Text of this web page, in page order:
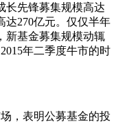
长先锋募集规模高达
达270亿元。仅仅半年
新基金募集规模动辄
年二季度牛市的时
，表明公募基金的投